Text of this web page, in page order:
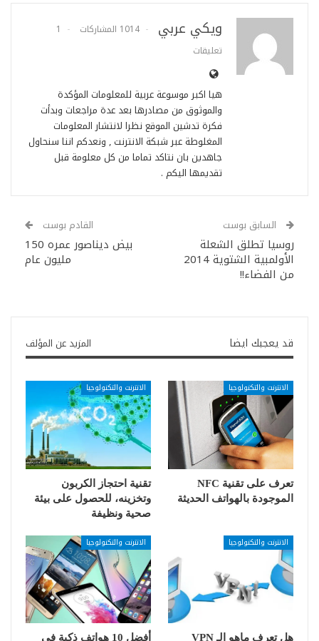
ويكي عربي 1014 المشاركات
1
تعليقات
هيا اكبر موسوعة عربية للمعلومات المؤكدة
والموثوق من مصادرها بعد عدة مراجعات وبدأت
فكرة تدشين الموقع نظرا لانتشار المعلومات
المغلوطة عبر شبكة الانترنت , ونعدكم اننا سنحاول
جاهدين بان نتاكد تماما من كل معلومة قبل
تقديمها اليكم .
السابق بوست
روسيا تطلق الشعلة
الأولمبية الشتوية 2014
من الفضاء!!
القادم بوست
بيض ديناصور عمره 150
مليون عام
قد يعجبك ايضا المزيد عن المؤلف
الانترنت والتكنولوجيا
تعرف على تقنية NFC
الموجودة بالهواتف الحديثة
الانترنت والتكنولوجيا
تقنية احتجاز الكربون
وتخزينه، للحصول على بيئة
صحية ونظيفة
الانترنت والتكنولوجيا
هل تعرف ماهو الـ VPN
الانترنت والتكنولوجيا
أفضل 10 هواتف ذكية في